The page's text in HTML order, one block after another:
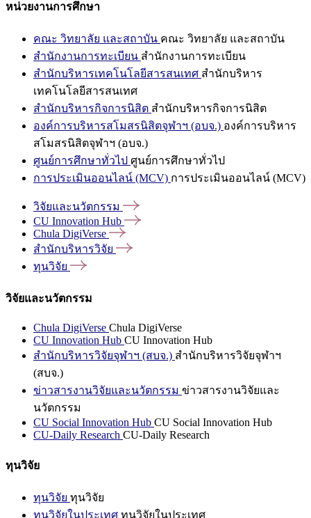
หน่วยงานการศึกษา
คณะ วิทยาลัย และสถาบัน คณะ วิทยาลัย และสถาบัน
สำนักงานการทะเบียน สำนักงานการทะเบียน
สำนักบริหารเทคโนโลยีสารสนเทศ สำนักบริหาร
เทคโนโลยีสารสนเทศ
สำนักบริหารกิจการนิสิต สำนักบริหารกิจการนิสิต
องค์การบริหารสโมสรนิสิตจุฬาฯ (อบจ.) องค์การบริหาร
สโมสรนิสิตจุฬาฯ (อบจ.)
ศูนย์การศึกษาทั่วไป ศูนย์การศึกษาทั่วไป
การประเมินออนไลน์ (MCV) การประเมินออนไลน์ (MCV)
วิจัยและนวัตกรรม
CU Innovation Hub
Chula DigiVerse
สำนักบริหารวิจัย
ทุนวิจัย
วิจัยและนวัตกรรม
Chula DigiVerse Chula DigiVerse
CU Innovation Hub CU Innovation Hub
สำนักบริหารวิจัยจุฬาฯ (สบจ.) สำนักบริหารวิจัยจุฬาฯ
(สบจ.)
ข่าวสารงานวิจัยและนวัตกรรม ข่าวสารงานวิจัยและ
นวัตกรรม
CU Social Innovation Hub CU Social Innovation Hub
CU-Daily Research CU-Daily Research
ทุนวิจัย
ทุนวิจัย ทุนวิจัย
ทุนวิจัยในประเทศ ทุนวิจัยในประเทศ